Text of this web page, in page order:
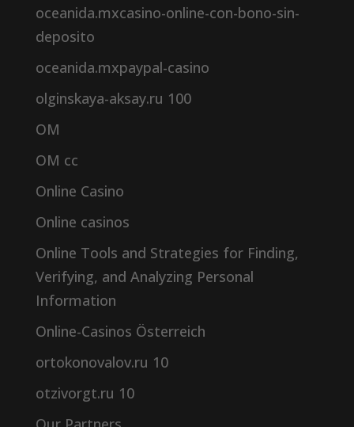
oceanida.mxcasino-online-con-bono-sin-
deposito
oceanida.mxpaypal-casino
olginskaya-aksay.ru 100
OM
OM cc
Online Casino
Online casinos
Online Tools and Strategies for Finding,
Verifying, and Analyzing Personal
Information
Online-Casinos Österreich
ortokonovalov.ru 10
otzivorgt.ru 10